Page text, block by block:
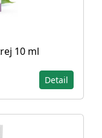
10 ml
Detail